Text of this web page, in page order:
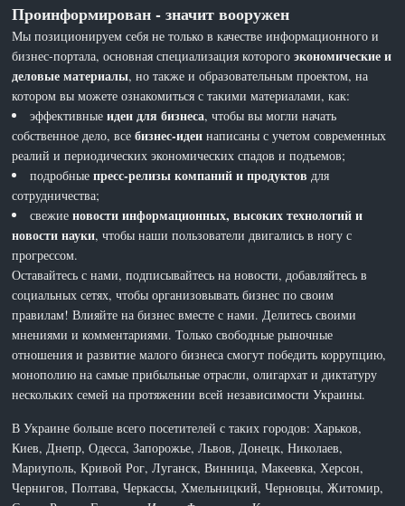
Проинформирован - значит вооружен
Мы позиционируем себя не только в качестве информационного и
бизнес-портала, основная специализация которогоэкономические и
деловые материалы, но также и образовательным проектом, на
котором вы можете ознакомиться с такими материалами, как:
эффективныеидеи для бизнеса, чтобы вы могли начать
собственное дело, всебизнес-идеи написаны с учетом современных
реалий и периодических экономических спадов и подъемов;
подробныепресс-релизы компаний и продуктов для
сотрудничества;
свежиеновости информационных, высоких технологий и
новости науки, чтобы наши пользователи двигались в ногу с
прогрессом.
Оставайтесь с нами, подписывайтесь на новости, добавляйтесь в
социальных сетях, чтобы организовывать бизнес по своим
правилам! Влияйте на бизнес вместе с нами. Делитесь своими
мнениями и комментариями. Только свободные рыночные
отношения и развитие малого бизнеса смогут победить коррупцию,
монополию на самые прибыльные отрасли, олигархат и диктатуру
нескольких семей на протяжении всей независимости Украины.
В Украине больше всего посетителей с таких городов: Харьков,
Киев, Днепр, Одесса, Запорожье, Львов, Донецк, Николаев,
Мариуполь, Кривой Рог, Луганск, Винница, Макеевка, Херсон,
Чернигов, Полтава, Черкассы, Хмельницкий, Черновцы, Житомир,